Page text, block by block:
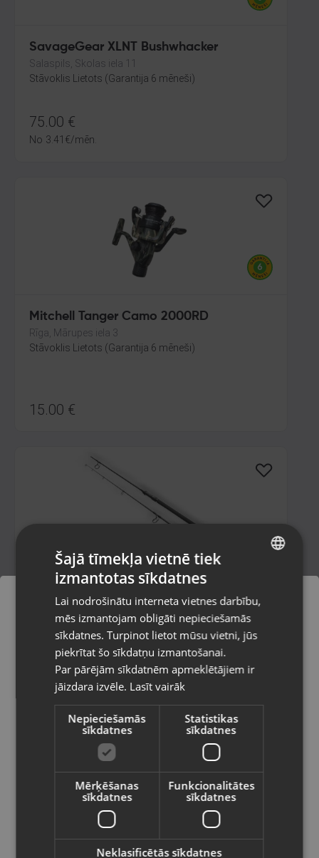
SavageGear XLNT Bushwhacker
Salaspils, Skolas iela 11
Stāvoklis Lietots (Garantija 6 mēneši)
75.00 €
No 3.41 €/mēn.
Mitchell Tanger Camo 2000RD
Rīga, Mārupes iela 3
Stāvoklis Lietots (Garantija 6 mēneši)
15.00 €
Purista xtf Distance 13 ft
Jēkabpils, Brīvības iela 146
Stāvoklis Lietots (Garantija 6 mēneši)
345.00€
€ /mēn.
Magnific Finesse MG 2302
Pasūtījumi tiks piegādāti uz
izvēlēto valsti
Vietnes saturs būs attēlots izvēlētajā
valodā
Valsts
Latviešu / Latvian
RUSSIAN
Šajā tīmekļa vietnē tiek
izmantotas sīkdatnes
Lai nodrošinātu interneta vietnes darbību,
mēs izmantojam obligāti nepieciešamās
sīkdatnes. Turpinot lietot mūsu vietni, jūs
piekrītat šo sīkdatņu izmantošanai.
Par pārējām sīkdatnēm apmeklētājiem ir
jāizdara izvēle. Lasīt vairāk
Nepieciešamās
sīkdatnes
Statistikas
sīkdatnes
Mērķēšanas
sīkdatnes
Funkcionalitātes
sīkdatnes
Neklasificētās sīkdatnes